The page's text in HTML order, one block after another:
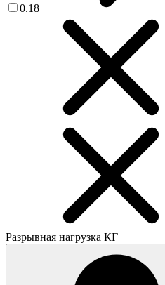
0.18
Разрывная нагрузка КГ